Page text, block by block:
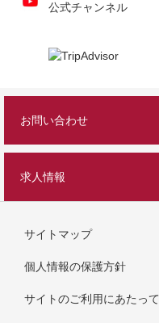
公式チャンネル
お問い合わせ
求人情報
サイトマップ
個人情報の保護方針
サイトのご利用にあたって